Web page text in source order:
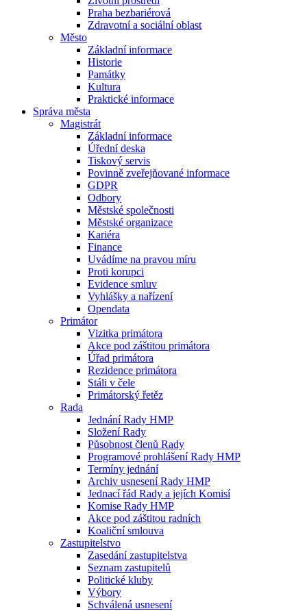
Praha bezbariérová
Zdravotní a sociální oblast
Město
Základní informace
Historie
Památky
Kultura
Praktické informace
Správa města
Magistrát
Základní informace
Úřední deska
Tiskový servis
Povinně zveřejňované informace
GDPR
Odbory
Městské společnosti
Městské organizace
Kariéra
Finance
Uvádíme na pravou míru
Proti korupci
Evidence smluv
Vyhlášky a nařízení
Opendata
Primátor
Vizitka primátora
Akce pod záštitou primátora
Úřad primátora
Rezidence primátora
Stáli v čele
Primátorský řetěz
Rada
Jednání Rady HMP
Složení Rady
Působnost členů Rady
Programové prohlášení Rady HMP
Termíny jednání
Archiv usnesení Rady HMP
Jednací řád Rady a jejích Komisí
Komise Rady HMP
Akce pod záštitou radních
Koaliční smlouva
Zastupitelstvo
Zasedání zastupitelstva
Seznam zastupitelů
Politické kluby
Výbory
Schválená usnesení